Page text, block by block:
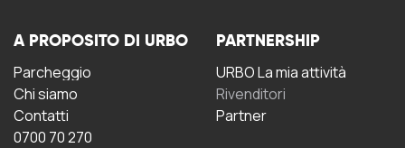
A PROPOSITO DI URBO
Parcheggio
Chi siamo
Contatti
0700 70 270
PARTNERSHIP
URBO La mia attività
Rivenditori
Partner